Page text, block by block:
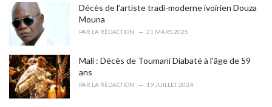
e
s
Décès de l’artiste tradi-moderne ivoirien Douza
Mouna
PAR LA RÉDACTION 21 MARS 2025
Mali : Décès de Toumani Diabaté à l'âge de 59
ans
PAR LA RÉDACTION 19 JUILLET 2024